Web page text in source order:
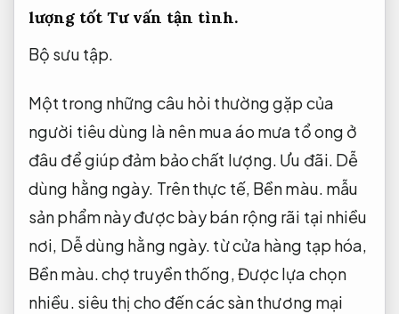
lượng tốt Tư vấn tận tình.
Bộ sưu tập.
Một trong những câu hỏi thường gặp của
người tiêu dùng là nên mua áo mưa tổ ong ở
đâu để giúp đảm bảo chất lượng. Ưu đãi. Dễ
dùng hằng ngày. Trên thực tế, Bền màu. mẫu
sản phẩm này được bày bán rộng rãi tại nhiều
nơi, Dễ dùng hằng ngày. từ cửa hàng tạp hóa,
Bền màu.chợ truyền thống,Được lựa chọn
nhiều. siêu thị cho đến các sàn thương mại